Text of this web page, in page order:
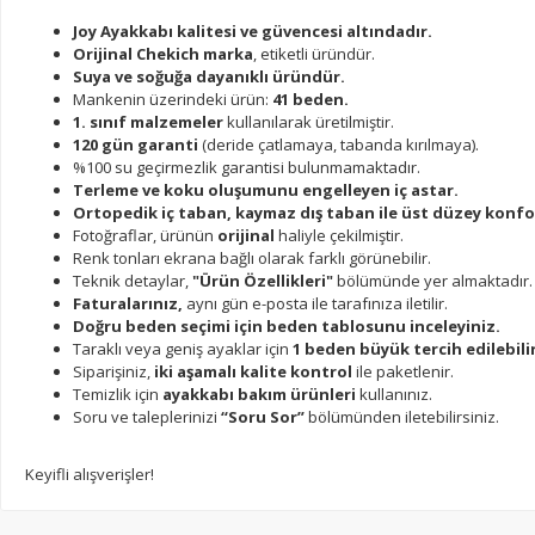
Joy Ayakkabı kalitesi ve güvencesi altındadır.
Orijinal Chekich marka , etiketli üründür.
Suya ve soğuğa dayanıklı üründür.
Mankenin üzerindeki ürün: 41 beden.
1. sınıf malzemelerkullanılarak üretilmiştir.
120 gün garanti (deride çatlamaya, tabanda kırılmaya).
%100 su geçirmezlik garantisi bulunmamaktadır.
Terleme ve koku oluşumunu engelleyen iç astar.
Ortopedik iç taban, kaymaz dış taban ile üst düzey
Fotoğraflar, ürünün orijinal haliyle çekilmiştir.
Renk tonları ekrana bağlı olarak farklı görünebilir.
Teknik detaylar, "Ürün Özellikleri"bölümünde yer almaktadır.
Faturalarınız, aynı gün e-posta ile tarafınıza iletilir.
Doğru beden seçimi için beden tablosunu inceleyiniz.
Taraklı veya geniş ayaklar için 1 beden büyük tercih
Siparişiniz, iki aşamalı kalite kontrol ile paketlenir.
Temizlik için ayakkabı bakım ürünleri kullanınız.
Soru ve taleplerinizi “Soru Sor”bölümünden iletebilirsiniz.
Keyifli alışverişler!